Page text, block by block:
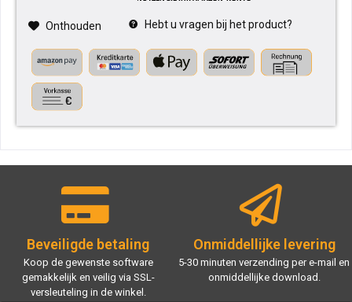
Onthouden Hebt u vragen bij het product?
Beveiligde betaling
Koop de gewenste software
gemakkelijk en veilig via SSL-
versleuteling in de winkel.
Onmiddellijke levering
5-30 minuten verzending per e-mail en
onmiddellijke download.